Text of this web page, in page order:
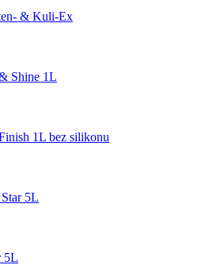
& Kuli-Ex
Shine 1L
1L bez silikonu
5L
5L